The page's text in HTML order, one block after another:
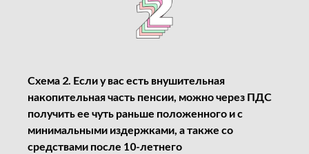
Схема 2. Если у вас есть внушительная
накопительная часть пенсии, можно через ПДС
получить ее чуть раньше положенного и с
минимальными издержками, а также со
средствами после 10-летнего